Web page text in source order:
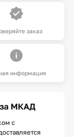
заказ
информация
МКАД
с